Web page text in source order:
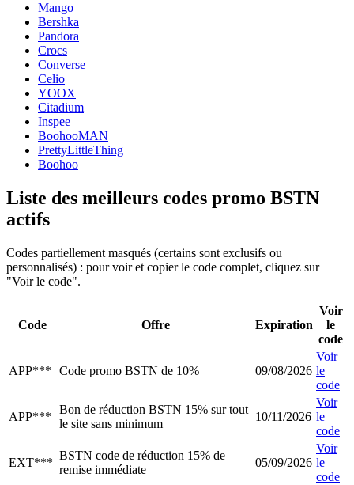
Mango
Bershka
Pandora
Crocs
Converse
Celio
YOOX
Citadium
Inspee
BoohooMAN
PrettyLittleThing
Boohoo
Liste des meilleurs codes promo BSTN
actifs
Codes partiellement masqués (certains sont exclusifs ou
personnalisés) : pour voir et copier le code complet, cliquez sur
"Voir le code".
Code Offre Expiration
Voir
le
code
APP*** Code promo BSTN de 10% 09/08/2026
Voir
le
code
APP***
Bon de réduction BSTN 15% sur tout
le site sans minimum
10/11/2026
Voir
le
code
EXT***
BSTN code de réduction 15% de
remise immédiate
05/09/2026
Voir
le
code